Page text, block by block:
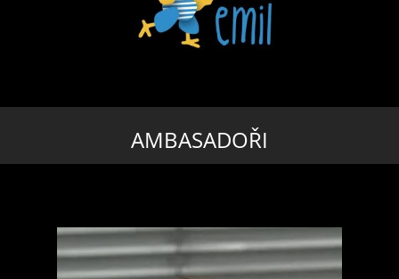
AMBASADOŘI